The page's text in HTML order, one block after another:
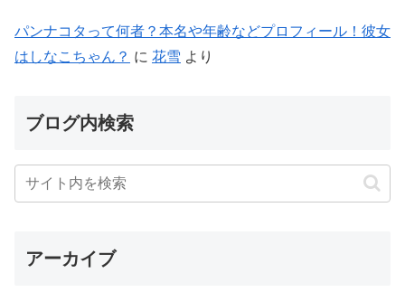
パンナコタって何者？本名や年齢などプロフィール！彼女
はしなこちゃん？ に 花雪 より
ブログ内検索
アーカイブ